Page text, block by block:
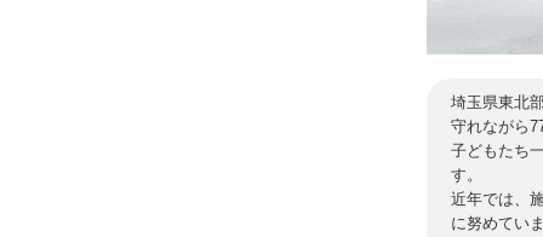
埼玉県東北
守れながら
子どもたち
す。
近年では、
に努めてい